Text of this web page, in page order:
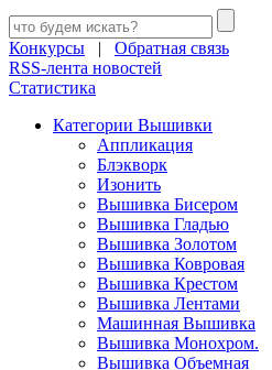
Конкурсы | Обратная связь
RSS-лента новостей
Статистика
Категории Вышивки
Аппликация
Блэкворк
Изонить
Вышивка Бисером
Вышивка Гладью
Вышивка Золотом
Вышивка Ковровая
Вышивка Крестом
Вышивка Лентами
Машинная Вышивка
Вышивка Монохром.
Вышивка Объемная